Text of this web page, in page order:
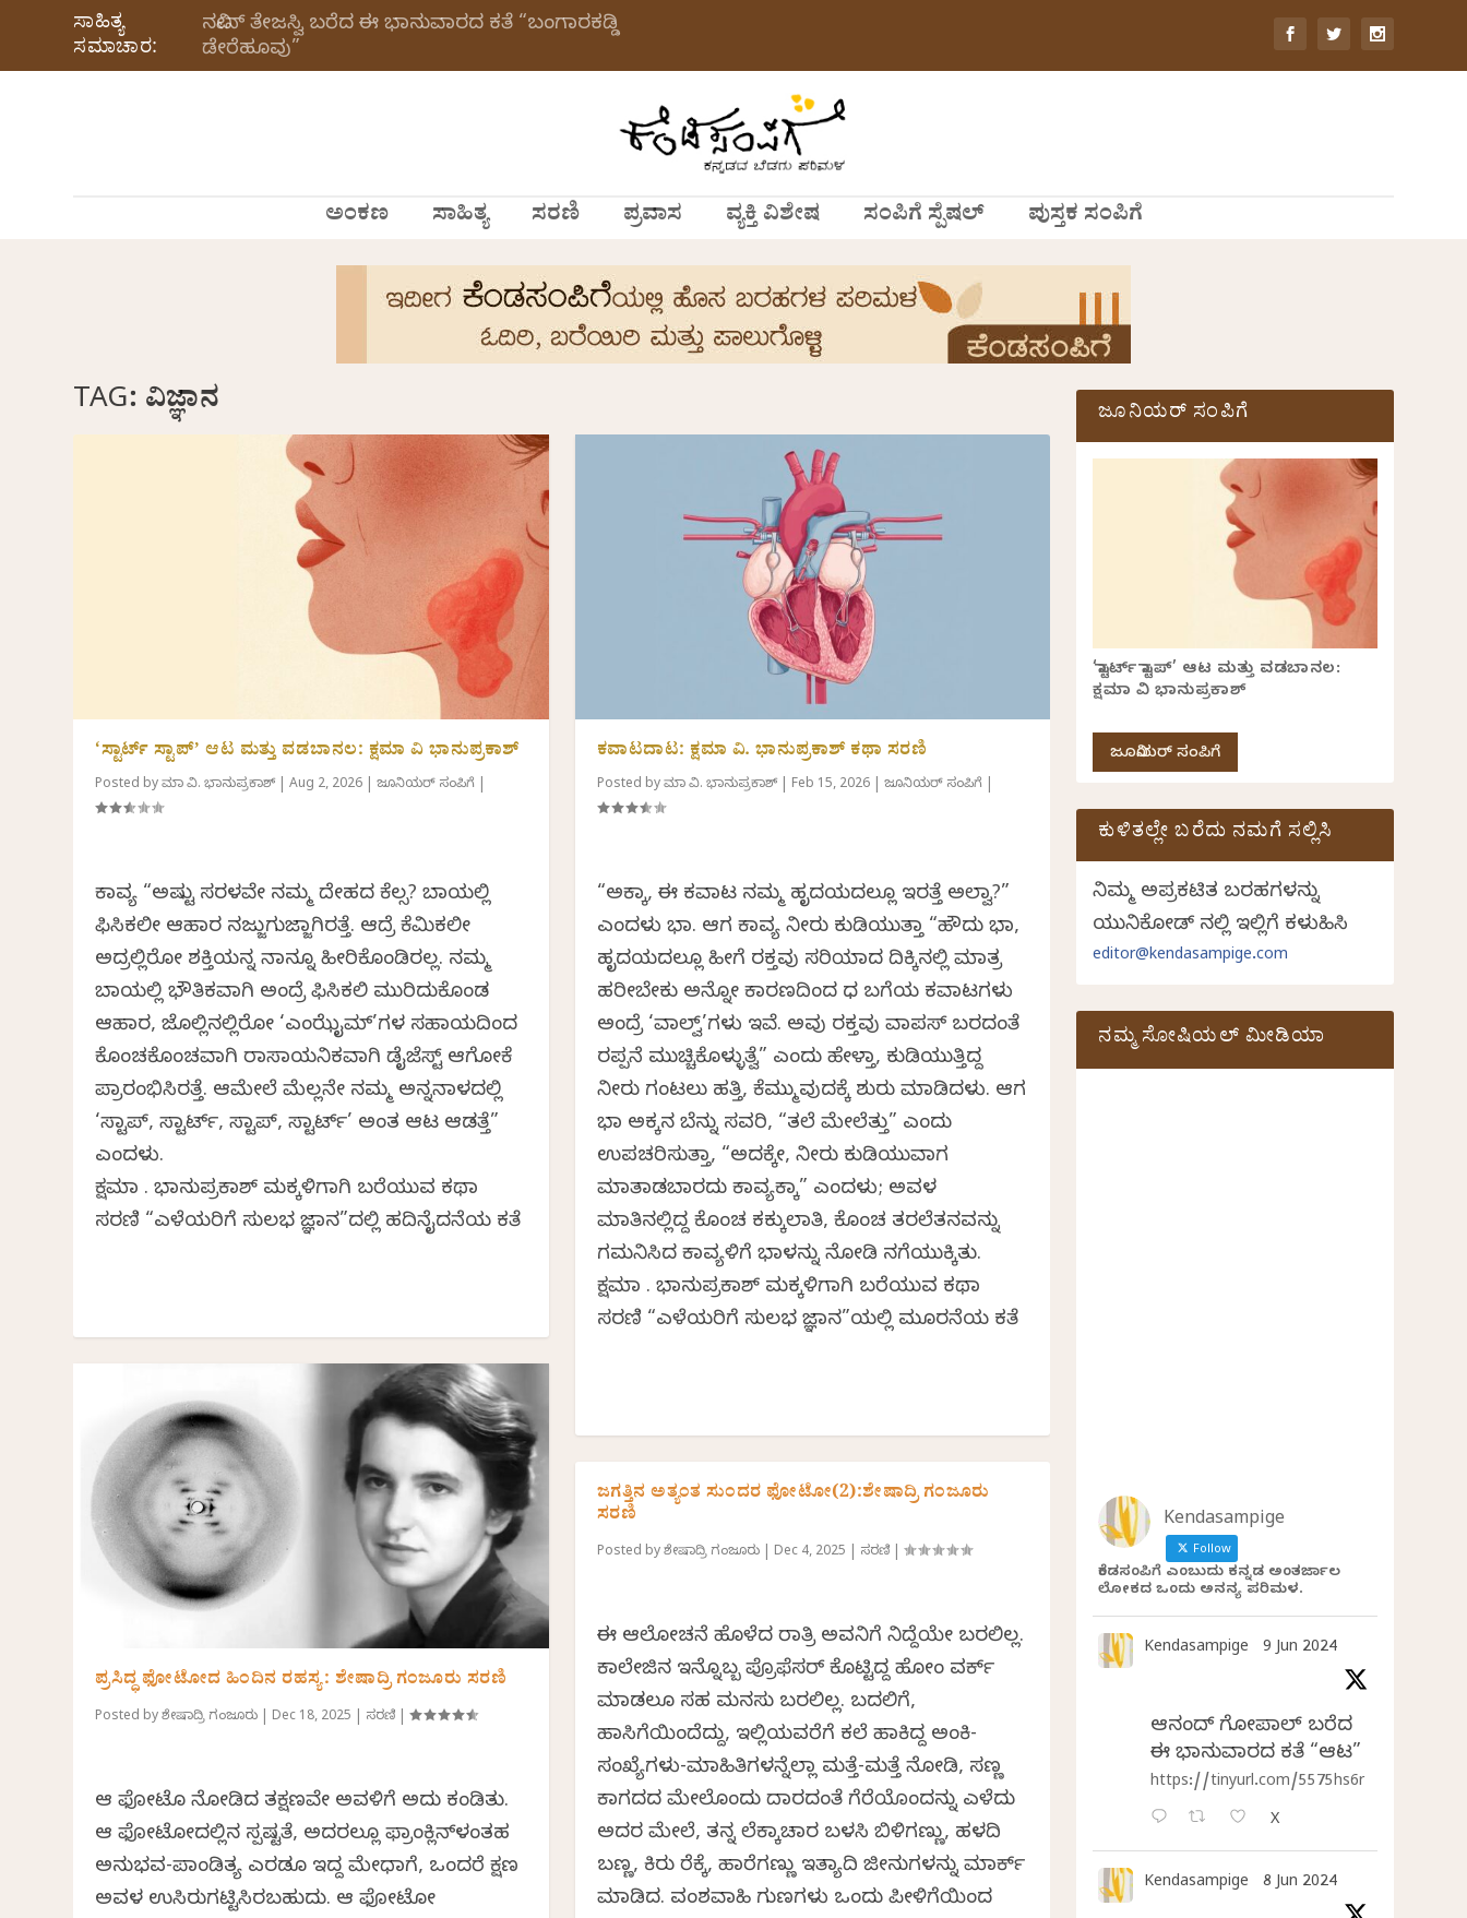
ಸಾಹಿತ್ಯ
ಸಮಾಚಾರ:
ನವೀನ್‌ ತೇಜಸ್ವಿ ಬರೆದ ಈ ಭಾನುವಾರದ ಕತೆ “ಬಂಗಾರಕಡ್ಡಿ
ಡೇರೆಹೂವು”
ಅಂಕಣ ಸಾಹಿತ್ಯ ಸರಣಿ ಪ್ರವಾಸ ವ್ಯಕ್ತಿ ವಿಶೇಷ ಸಂಪಿಗೆ ಸ್ಪೆಷಲ್ ಪುಸ್ತಕ ಸಂಪಿಗೆ
TAG: ವಿಜ್ಞಾನ
‘ಸ್ಟಾರ್ಟ್ ಸ್ಟಾಪ್’ ಆಟ ಮತ್ತು ವಡಬಾನಲ: ಕ್ಷಮಾ ವಿ ಭಾನುಪ್ರಕಾಶ್
Posted byಕ್ಷಮಾ ವಿ. ಭಾನುಪ್ರಕಾಶ್ |Aug 2, 2026 |ಜೂನಿಯರ್ ಸಂಪಿಗೆ
ಕಾವ್ಯ “ಅಷ್ಟು ಸರಳವೇ ನಮ್ಮ ದೇಹದ ಕೆಲ್ಸ? ಬಾಯಲ್ಲಿ
ಫಿಸಿಕಲೀ ಆಹಾರ ನಜ್ಜುಗುಜ್ಜಾಗಿರತ್ತೆ. ಆದ್ರೆ ಕೆಮಿಕಲೀ
ಅದ್ರಲ್ಲಿರೋ ಶಕ್ತಿಯನ್ನ ನಾವಿನ್ನೂ ಹೀರಿಕೊಂಡಿರಲ್ಲ. ನಮ್ಮ
ಬಾಯಲ್ಲಿ ಭೌತಿಕವಾಗಿ ಅಂದ್ರೆ ಫಿಸಿಕಲಿ ಮುರಿದುಕೊಂಡ
ಆಹಾರ, ಜೊಲ್ಲಿನಲ್ಲಿರೋ ‘ಎಂಝೈಮ್’ಗಳ ಸಹಾಯದಿಂದ
ಕೊಂಚಕೊಂಚವಾಗಿ ರಾಸಾಯನಿಕವಾಗಿ ಡೈಜೆಸ್ಟ್ ಆಗೋಕೆ
ಪ್ರಾರಂಭಿಸಿರತ್ತೆ. ಆಮೇಲೆ ಮೆಲ್ಲನೇ ನಮ್ಮ ಅನ್ನನಾಳದಲ್ಲಿ
‘ಸ್ಟಾಪ್, ಸ್ಟಾರ್ಟ್, ಸ್ಟಾಪ್, ಸ್ಟಾರ್ಟ್’ ಅಂತ ಆಟ ಆಡತ್ತೆ”
ಎಂದಳು.
ಕ್ಷಮಾ ವಿ. ಭಾನುಪ್ರಕಾಶ್‌ ಮಕ್ಕಳಿಗಾಗಿ ಬರೆಯುವ ಕಥಾ
ಸರಣಿ “ಎಳೆಯರಿಗೆ ಸುಲಭ ವಿಜ್ಞಾನ”ದಲ್ಲಿ ಹದಿನೈದನೆಯ ಕತೆ
ಪ್ರಸಿದ್ಧ ಫೋಟೋದ ಹಿಂದಿನ ರಹಸ್ಯ: ಶೇಷಾದ್ರಿ ಗಂಜೂರು ಸರಣಿ
Posted byಶೇಷಾದ್ರಿ ಗಂಜೂರು Dec 18, 2025 ಸರಣಿ |
ಆ ಫೋಟೊ ನೋಡಿದ ತಕ್ಷಣವೇ ಅವಳಿಗೆ ಅದು ಕಂಡಿತು.
ಆ ಫೋಟೋದಲ್ಲಿನ ಸ್ಪಷ್ಟತೆ, ಅದರಲ್ಲೂ ಫ್ರಾಂಕ್ಲಿನ್‌ಳಂತಹ
ಅನುಭವ-ಪಾಂಡಿತ್ಯ ಎರಡೂ ಇದ್ದ ಮೇಧಾವಿಗೆ, ಒಂದರೆ ಕ್ಷಣ
ಅವಳ ಉಸಿರುಗಟ್ಟಿಸಿರಬಹುದು. ಆ ಫೋಟೋ
ಕವಾಟದಾಟ: ಕ್ಷಮಾ ವಿ. ಭಾನುಪ್ರಕಾಶ್ ಕಥಾ ಸರಣಿ
Posted byಕ್ಷಮಾ ವಿ. ಭಾನುಪ್ರಕಾಶ್| Feb 15, 2026| ಜೂನಿಯರ್ ಸಂಪಿಗೆ
“ಅಕ್ಕಾ, ಈ ಕವಾಟ ನಮ್ಮ ಹೃದಯದಲ್ಲೂ ಇರತ್ತೆ ಅಲ್ವಾ?”
ಎಂದಳು ವಿಭಾ. ಆಗ ಕಾವ್ಯ ನೀರು ಕುಡಿಯುತ್ತಾ “ಹೌದು ವಿಭಾ,
ಹೃದಯದಲ್ಲೂ ಹೀಗೆ ರಕ್ತವು ಸರಿಯಾದ ದಿಕ್ಕಿನಲ್ಲಿ ಮಾತ್ರ
ಹರೀಬೇಕು ಅನ್ನೋ ಕಾರಣದಿಂದ ವಿವಿಧ ಬಗೆಯ ಕವಾಟಗಳು
ಅಂದ್ರೆ ‘ವಾಲ್ವ್’ಗಳು ಇವೆ. ಅವು ರಕ್ತವು ವಾಪಸ್ ಬರದಂತೆ
ರಪ್ಪನೆ ಮುಚ್ಚಿಕೊಳ್ಳುತ್ವೆ” ಎಂದು ಹೇಳ್ತಾ, ಕುಡಿಯುತ್ತಿದ್ದ
ನೀರು ಗಂಟಲು ಹತ್ತಿ, ಕೆಮ್ಮುವುದಕ್ಕೆ ಶುರು ಮಾಡಿದಳು. ಆಗ
ವಿಭಾ ಅಕ್ಕನ ಬೆನ್ನು ಸವರಿ, “ತಲೆ ಮೇಲೆತ್ತು” ಎಂದು
ಉಪಚರಿಸುತ್ತಾ, “ಅದಕ್ಕೇ, ನೀರು ಕುಡಿಯುವಾಗ
ಮಾತಾಡಬಾರದು ಕಾವ್ಯಕ್ಕಾ” ಎಂದಳು; ಅವಳ
ಮಾತಿನಲ್ಲಿದ್ದ ಕೊಂಚ ಕಕ್ಕುಲಾತಿ, ಕೊಂಚ ತರಲೆತನವನ್ನು
ಗಮನಿಸಿದ ಕಾವ್ಯಳಿಗೆ ವಿಭಾಳನ್ನು ನೋಡಿ ನಗೆಯುಕ್ಕಿತು.
ಕ್ಷಮಾ ವಿ. ಭಾನುಪ್ರಕಾಶ್‌ ಮಕ್ಕಳಿಗಾಗಿ ಬರೆಯುವ ಕಥಾ
ಸರಣಿ “ಎಳೆಯರಿಗೆ ಸುಲಭ ವಿಜ್ಞಾನ”ಯಲ್ಲಿ ಮೂರನೆಯ ಕತೆ
ಜಗತ್ತಿನ ಅತ್ಯಂತ ಸುಂದರ ಫೋಟೋ(2):ಶೇಷಾದ್ರಿ ಗಂಜೂರು
ಸರಣಿ
Posted byಶೇಷಾದ್ರಿ ಗಂಜೂರು| Dec 4, 2025 ಸರಣಿ|
ಈ ಆಲೋಚನೆ ಹೊಳೆದ ರಾತ್ರಿ ಅವನಿಗೆ ನಿದ್ದೆಯೇ ಬರಲಿಲ್ಲ.
ಕಾಲೇಜಿನ ಇನ್ನೊಬ್ಬ ಪ್ರೊಫೆಸರ್ ಕೊಟ್ಟಿದ್ದ ಹೋಂ ವರ್ಕ್
ಮಾಡಲೂ ಸಹ ಮನಸು ಬರಲಿಲ್ಲ. ಬದಲಿಗೆ,
ಹಾಸಿಗೆಯಿಂದೆದ್ದು, ಇಲ್ಲಿಯವರೆಗೆ ಕಲೆ ಹಾಕಿದ್ದ ಅಂಕಿ-
ಸಂಖ್ಯೆಗಳು-ಮಾಹಿತಿಗಳನ್ನೆಲ್ಲಾ ಮತ್ತೆ-ಮತ್ತೆ ನೋಡಿ, ಸಣ್ಣ
ಕಾಗದದ ಮೇಲೊಂದು ದಾರದಂತೆ ಗೆರೆಯೊಂದನ್ನು ಎಳೆದು
ಅದರ ಮೇಲೆ, ತನ್ನ ಲೆಕ್ಕಾಚಾರ ಬಳಸಿ ಬಿಳಿಗಣ್ಣು, ಹಳದಿ
ಬಣ್ಣ, ಕಿರು ರೆಕ್ಕೆ, ಹಾರೆಗಣ್ಣು ಇತ್ಯಾದಿ ಜೀನುಗಳನ್ನು ಮಾರ್ಕ್
ಮಾಡಿದ. ವಂಶವಾಹಿ ಗುಣಗಳು ಒಂದು ಪೀಳಿಗೆಯಿಂದ
ಜೂನಿಯರ್ ಸಂಪಿಗೆ
‘ಸ್ಟಾರ್ಟ್ ಸ್ಟಾಪ್’ ಆಟ ಮತ್ತು ವಡಬಾನಲ:
ಕ್ಷಮಾ ವಿ ಭಾನುಪ್ರಕಾಶ್
ಜೂನಿಯರ್ ಸಂಪಿಗೆ
ಕುಳಿತಲ್ಲೇ ಬರೆದು ನಮಗೆ ಸಲ್ಲಿಸಿ
ನಿಮ್ಮ ಅಪ್ರಕಟಿತ ಬರಹಗಳನ್ನು
ಯುನಿಕೋಡ್ ನಲ್ಲಿ ಇಲ್ಲಿಗೆ ಕಳುಹಿಸಿ
editor@kendasampige.com
ನಮ್ಮ ಸೋಷಿಯಲ್‌ ಮೀಡಿಯಾ
Kendasampige
Follow
ಕೆಂಡಸಂಪಿಗೆ ಎಂಬುದು ಕನ್ನಡ ಅಂತರ್ಜಾಲ
ಲೋಕದ ಒಂದು ಅನನ್ಯ ಪರಿಮಳ.
Kendasampige 9 Jun 2024
ಆನಂದ್‌ ಗೋಪಾಲ್‌ ಬರೆದ
ಈ ಭಾನುವಾರದ ಕತೆ “ಆಟ”
https://tinyurl.com/5575hs6r
X
Kendasampige 8 Jun 2024